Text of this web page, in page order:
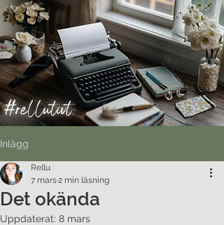
Inlägg
Det okända
Rellu
7 mars2 min läsning
Uppdaterat: 8 mars